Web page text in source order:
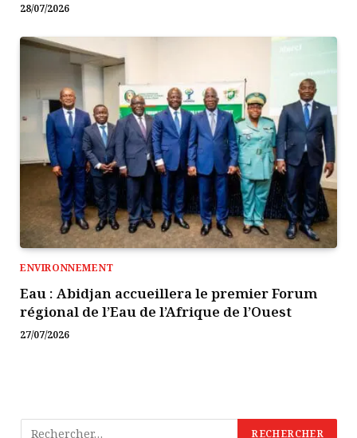
28/07/2026
ENVIRONNEMENT
Eau : Abidjan accueillera le premier Forum
régional de l’Eau de l’Afrique de l’Ouest
27/07/2026